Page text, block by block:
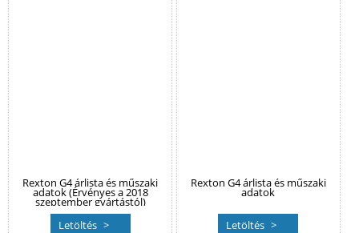
Rexton G4 árlista és műszaki
adatok (Érvényes a 2018
szeptember gyártástól)
Letöltés
Rexton G4 árlista és műszaki
adatok
Letöltés